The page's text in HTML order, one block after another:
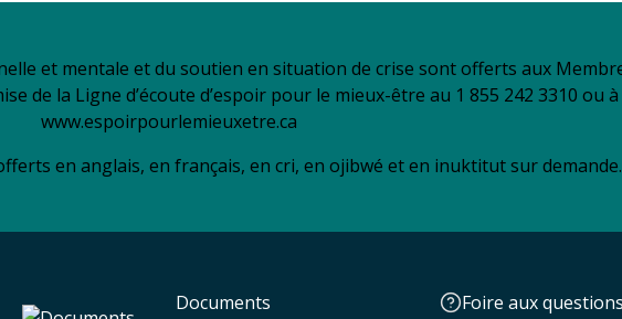
et mentale et du soutien en situation de crise sont offerts aux
de la Ligne d’écoute d’espoir pour le mieux-être au 1 855 242 3310 ou à
www.espoirpourlemieuxetre.ca
en anglais, en français, en cri, en ojibwé et en inuktitut sur demande.
Documents
Foire aux questions